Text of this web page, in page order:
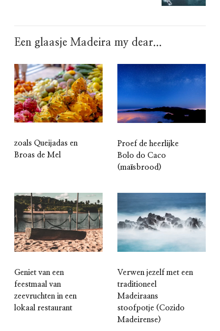
Een glaasje Madeira my dear...
zoals Queijadas en
Broas de Mel
Proef de heerlijke
Bolo do Caco
(maïsbrood)
Geniet van een
feestmaal van
zeevruchten in een
lokaal restaurant
Verwen jezelf met een
traditioneel
Madeiraans
stoofpotje (Cozido
Madeirense)